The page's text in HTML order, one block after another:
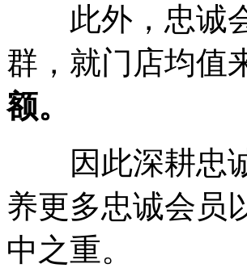
此外，忠诚会
群，就门店均值
额。
因此深耕忠诚
养更多忠诚会员
中之重。